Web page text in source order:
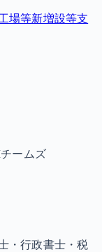
場等新増設等支
ームズ
・行政書士・税